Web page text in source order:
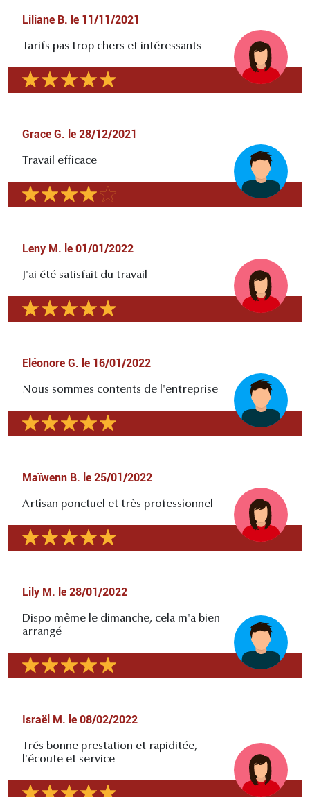
Liliane B. le 11/11/2021
Tarifs pas trop chers et intéressants
Grace G. le 28/12/2021
Travail efficace
Leny M. le 01/01/2022
J'ai été satisfait du travail
Eléonore G. le 16/01/2022
Nous sommes contents de l'entreprise
Maïwenn B. le 25/01/2022
Artisan ponctuel et très professionnel
Lily M. le 28/01/2022
Dispo même le dimanche, cela m'a bien
arrangé
Israël M. le 08/02/2022
Trés bonne prestation et rapiditée,
l'écoute et service